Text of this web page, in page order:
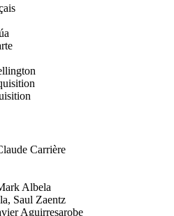
Carrière
Albela
Saul Zaentz
Aguirresarobe